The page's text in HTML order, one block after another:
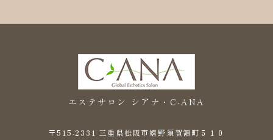
エステサロン シアナ・C-ANA
〒515-2331 三重県松阪市嬉野須賀領町５１０